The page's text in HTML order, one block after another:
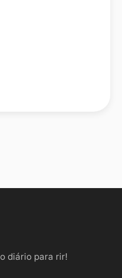
diário para rir!